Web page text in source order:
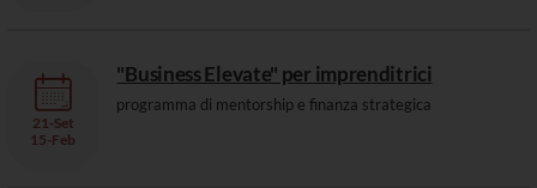
21 -Set
15-Feb
"Business Elevate" per imprenditrici
programma di mentorship e finanza strategica